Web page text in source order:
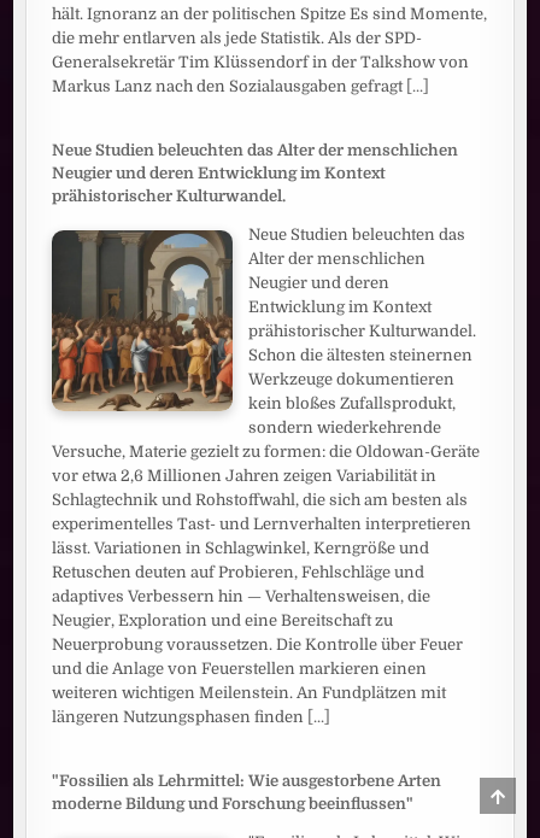
hält. Ignoranz an der politischen Spitze Es sind Momente,
die mehr entlarven als jede Statistik. Als der SPD-
Generalsekretär Tim Klüssendorf in der Talkshow von
Markus Lanz nach den Sozialausgaben gefragt [...]
Neue Studien beleuchten das Alter der menschlichen
Neugier und deren Entwicklung im Kontext
prähistorischer Kulturwandel.
Neue Studien beleuchten das
Alter der menschlichen
Neugier und deren
Entwicklung im Kontext
prähistorischer Kulturwandel.
Schon die ältesten steinernen
Werkzeuge dokumentieren
kein bloßes Zufallsprodukt,
sondern wiederkehrende
Versuche, Materie gezielt zu formen: die Oldowan-Geräte
vor etwa 2,6 Millionen Jahren zeigen Variabilität in
Schlagtechnik und Rohstoffwahl, die sich am besten als
experimentelles Tast- und Lernverhalten interpretieren
lässt. Variationen in Schlagwinkel, Kerngröße und
Retuschen deuten auf Probieren, Fehlschläge und
adaptives Verbessern hin — Verhaltensweisen, die
Neugier, Exploration und eine Bereitschaft zu
Neuerprobung voraussetzen. Die Kontrolle über Feuer
und die Anlage von Feuerstellen markieren einen
weiteren wichtigen Meilenstein. An Fundplätzen mit
längeren Nutzungsphasen finden [...]
"Fossilien als Lehrmittel: Wie ausgestorbene Arten
moderne Bildung und Forschung beeinflussen"
TO